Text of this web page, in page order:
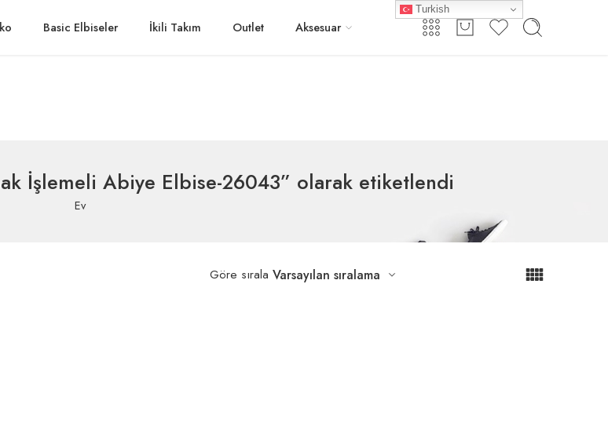
Giriş / Kayıt
Basic Elbiseler İkili Takım Outlet Aksesuar
İşlemeli Abiye Elbise-26043” olarak etiketlendi
Ev
Göre sırala Varsayılan sıralama
Turkish